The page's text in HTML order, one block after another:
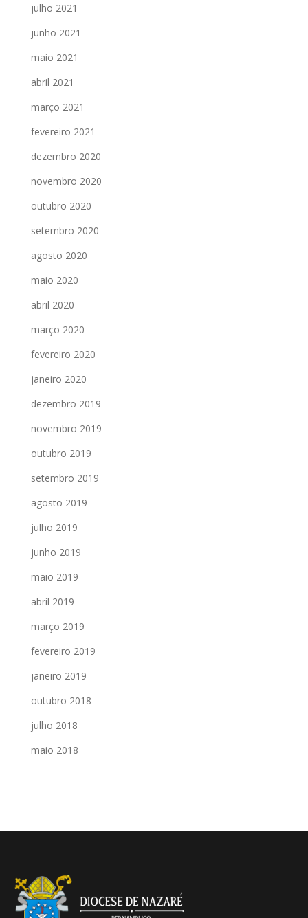
julho 2021
junho 2021
maio 2021
abril 2021
março 2021
fevereiro 2021
dezembro 2020
novembro 2020
outubro 2020
setembro 2020
agosto 2020
maio 2020
abril 2020
março 2020
fevereiro 2020
janeiro 2020
dezembro 2019
novembro 2019
outubro 2019
setembro 2019
agosto 2019
julho 2019
junho 2019
maio 2019
abril 2019
março 2019
fevereiro 2019
janeiro 2019
outubro 2018
julho 2018
maio 2018